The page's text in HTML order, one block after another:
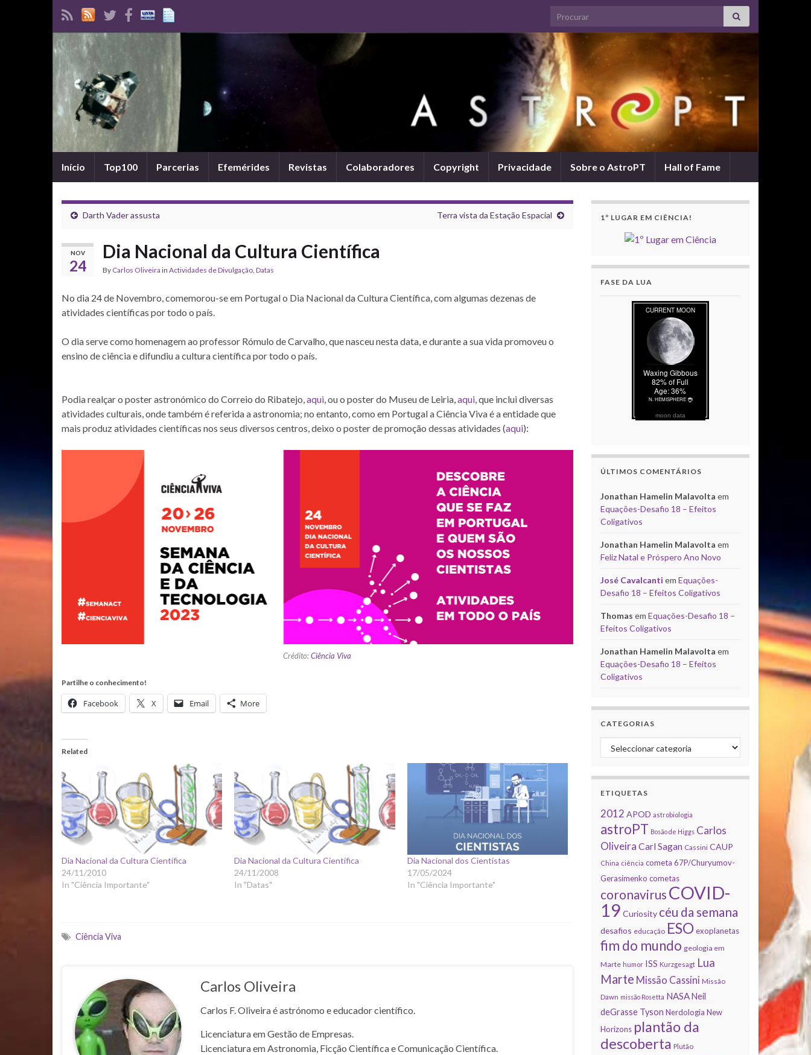
Search for:
Início Top100 Parcerias Efemérides Revistas Colaboradores Copyright Privacidade Sobre o AstroPT Hall of Fame
Darth Vader assusta Terra vista da Estação Espacial
NOV
24
Dia Nacional da Cultura Científica
By Carlos Oliveira in Actividades de Divulgação, Datas
No dia 24 de Novembro, comemorou-se em Portugal o Dia Nacional da Cultura Científica, com algumas dezenas de
atividades científicas por todo o país.
O dia serve como homenagem ao professor Rómulo de Carvalho, que nasceu nesta data, e durante a sua vida promoveu o
ensino de ciência e difundiu a cultura científica por todo o país.
Podia realçar o poster astronómico do Correio do Ribatejo,aqui, ou o poster do Museu de Leiria,aqui, que inclui diversas
atividades culturais, onde também é referida a astronomia; no entanto, como em Portugal a Ciência Viva é a entidade que
mais produz atividades científicas nos seus diversos centros, deixo o poster de promoção dessas atividades (aqui):
Crédito:Ciência Viva
Partilhe o conhecimento!
Facebook X Email More
Related
Dia Nacional da Cultura Científica
24/11/2010
In "Ciência Importante"
Dia Nacional da Cultura Científica
24/11/2008
In "Datas"
Dia Nacional dos Cientistas
17/05/2024
In "Ciência Importante"
Ciência Viva
Carlos Oliveira
Carlos F. Oliveira é astrónomo e educador científico.
Licenciatura em Gestão de Empresas.
Licenciatura em Astronomia, Ficção Científica e Comunicação Científica.
1º LUGAR EM CIÊNCIA!
FASE DA LUA
moon data
ÚLTIMOS COMENTÁRIOS
Jonathan Hamelin Malavolta em
Equações-Desafio 18 – Efeitos
Coligativos
Jonathan Hamelin Malavolta em
Feliz Natal e Próspero Ano Novo
José Cavalcanti em Equações-
Desafio 18 – Efeitos Coligativos
Thomas em Equações-Desafio 18 –
Efeitos Coligativos
Jonathan Hamelin Malavolta em
Equações-Desafio 18 – Efeitos
Coligativos
CATEGORIAS
Categorias
ETIQUETAS
2012 APOD astrobiologia
astroPT Bosão de Higgs Carlos
Oliveira Carl Sagan Cassini CAUP
China ciência cometa 67P/Churyumov-
Gerasimenko cometas
coronavirus COVID-
19 Curiosity céu da semana
desafios educação ESO exoplanetas
fim do mundo geologia em
Marte humor ISS Kurzgesagt Lua
Marte Missão Cassini Missão
Dawn missão Rosetta NASA Neil
deGrasse Tyson Nerdologia New
Horizons plantão da
descoberta Plutão